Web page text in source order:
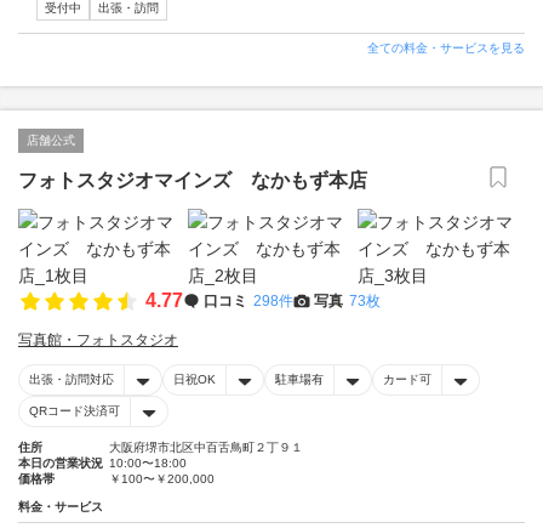
受付中
出張・訪問
全ての料金・サービスを見る
店舗公式
フォトスタジオマインズ なかもず本店
4.77 口コミ 298件 写真 73枚
写真館・フォトスタジオ
出張・訪問対応 日祝OK 駐車場有 カード可
QRコード決済可
住所
大阪府堺市北区中百舌鳥町２丁９１
本日の営業状況 10:00〜18:00
価格帯
￥100〜￥200,000
料金・サービス